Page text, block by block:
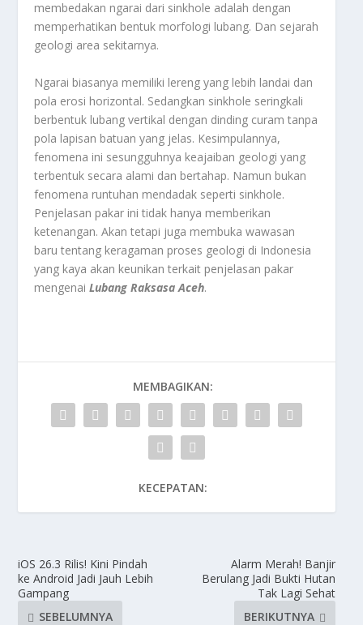
membedakan ngarai dari sinkhole adalah dengan
memperhatikan bentuk morfologi lubang. Dan sejarah
geologi area sekitarnya.
Ngarai biasanya memiliki lereng yang lebih landai dan
pola erosi horizontal. Sedangkan sinkhole seringkali
berbentuk lubang vertikal dengan dinding curam tanpa
pola lapisan batuan yang jelas. Kesimpulannya,
fenomena ini sesungguhnya keajaiban geologi yang
terbentuk secara alami dan bertahap. Namun bukan
fenomena runtuhan mendadak seperti sinkhole.
Penjelasan pakar ini tidak hanya memberikan
ketenangan. Akan tetapi juga membuka wawasan
baru tentang keragaman proses geologi di Indonesia
yang kaya akan keunikan terkait penjelasan pakar
mengenaiLubang Raksasa Aceh.
MEMBAGIKAN:
KECEPATAN:
iOS 26.3 Rilis! Kini Pindah
ke Android Jadi Jauh Lebih
Gampang
SEBELUMNYA
Alarm Merah! Banjir
Berulang Jadi Bukti Hutan
Tak Lagi Sehat
BERIKUTNYA